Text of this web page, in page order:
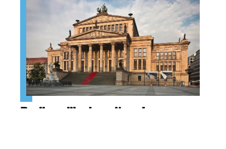
Berlin : ville de culture !